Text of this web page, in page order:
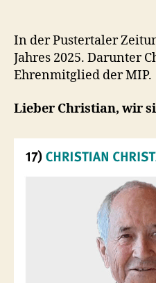
In der Pustertaler
Jahres 2025. Darunter
Ehrenmitglied der MIP.
Lieber Christian, wir